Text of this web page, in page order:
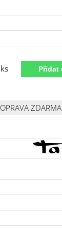
ks
ZDARMA